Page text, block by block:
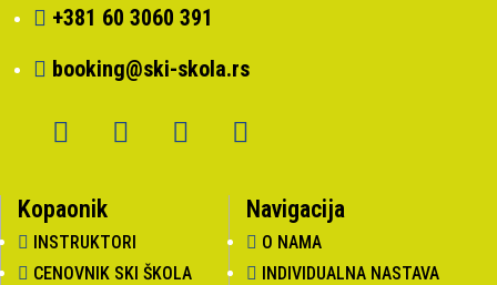
+381 60 3060 391
booking@ski-skola.rs
Kopaonik
INSTRUKTORI
CENOVNIK SKI ŠKOLA
Navigacija
O NAMA
INDIVIDUALNA NASTAVA